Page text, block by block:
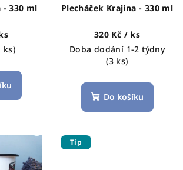
- 330 ml
ks)
Plecháček Krajina - 330 ml
320 Kč / ks
Doba dodání 1-2 týdny
(3 ks)
Do košíku
Tip